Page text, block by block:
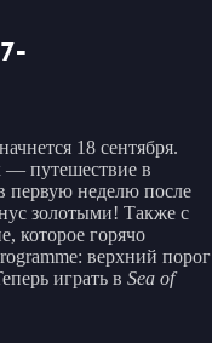
18 сентября.
— путешествие в
первую неделю после
золотыми! Также с
которое горячо
верхний порог
играть в Sea of